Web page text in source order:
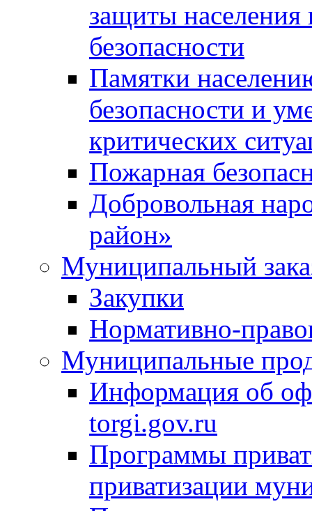
защиты
безопасности
Памятки
безопасности и
критических
Пожарная
Добровольная
район»
Муниципальный
Закупки
Нормативно-
Муниципальные
Информация об
torgi.gov.ru
Программы
приватизации